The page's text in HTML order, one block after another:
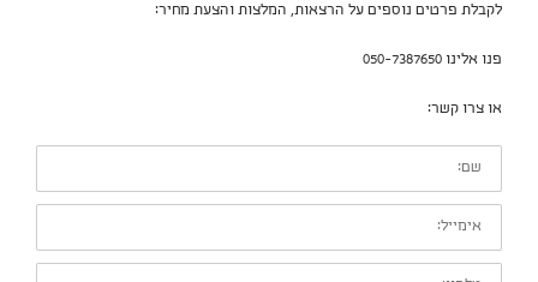
לקבלת פרטים נוספים על הרצאות, המלצות והצעת מחיר:
פנו אלינו 050-7387650
או צרו קשר:
שם:
אימייל:
טלפון: